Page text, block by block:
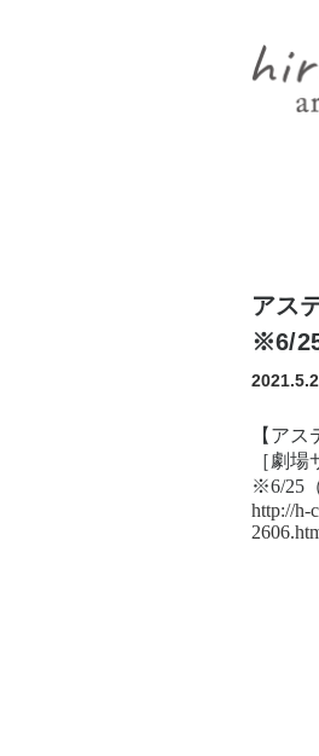
アス
※6/
【ア
［劇
※6/25
http://h-